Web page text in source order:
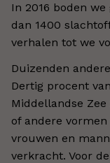
In 2016 boden
dan 1400
verhalen tot we
Duizenden
Dertig procent
Middellandse
of andere
vrouwen en
verkracht. Voor